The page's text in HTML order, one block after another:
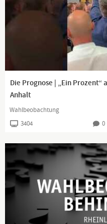
Die Prognose | „Ein
Anhalt
Wahlbeobachtung
3404 0